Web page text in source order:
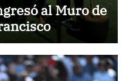
al Muro de